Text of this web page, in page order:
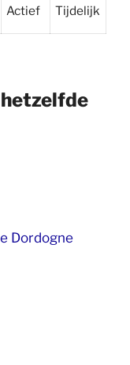
Actief Tijdelijk
Dordogne